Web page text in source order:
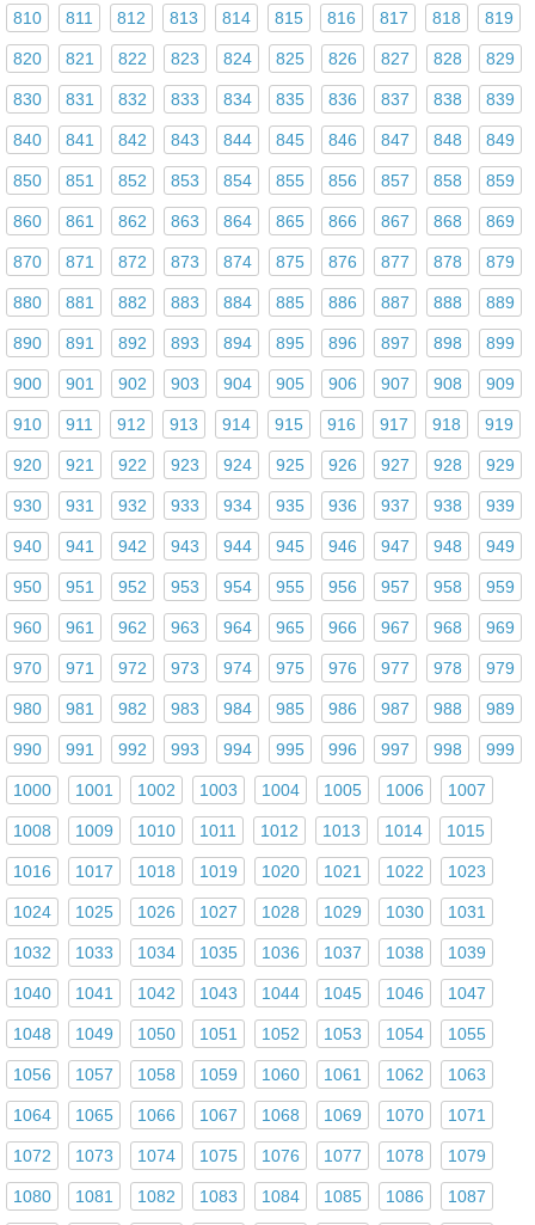
810 811 812 813 814 815 816 817 818 819
820 821 822 823 824 825 826 827 828 829
830 831 832 833 834 835 836 837 838 839
840 841 842 843 844 845 846 847 848 849
850 851 852 853 854 855 856 857 858 859
860 861 862 863 864 865 866 867 868 869
870 871 872 873 874 875 876 877 878 879
880 881 882 883 884 885 886 887 888 889
890 891 892 893 894 895 896 897 898 899
900 901 902 903 904 905 906 907 908 909
910 911 912 913 914 915 916 917 918 919
920 921 922 923 924 925 926 927 928 929
930 931 932 933 934 935 936 937 938 939
940 941 942 943 944 945 946 947 948 949
950 951 952 953 954 955 956 957 958 959
960 961 962 963 964 965 966 967 968 969
970 971 972 973 974 975 976 977 978 979
980 981 982 983 984 985 986 987 988 989
990 991 992 993 994 995 996 997 998 999
1000 1001 1002 1003 1004 1005 1006 1007
1008 1009 1010 1011 1012 1013 1014 1015
1016 1017 1018 1019 1020 1021 1022 1023
1024 1025 1026 1027 1028 1029 1030 1031
1032 1033 1034 1035 1036 1037 1038 1039
1040 1041 1042 1043 1044 1045 1046 1047
1048 1049 1050 1051 1052 1053 1054 1055
1056 1057 1058 1059 1060 1061 1062 1063
1064 1065 1066 1067 1068 1069 1070 1071
1072 1073 1074 1075 1076 1077 1078 1079
1080 1081 1082 1083 1084 1085 1086 1087